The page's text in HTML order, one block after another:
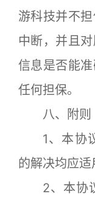
游科技并不
中断，并且
信息是否能
任何担保。
八、附则
1、本协议
的解决均应适
2、本协议